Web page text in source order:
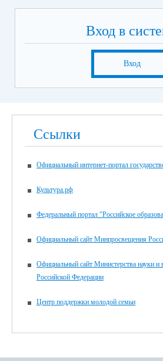
Вход в
Вход
Ссылки
Официальный интернет-портал
Культура.рф
Федеральный портал "Российское
Официальный сайт Минпросвещения
Официальный сайт Министерства науки и
Российской Федерации
Центр поддержки молодой семьи